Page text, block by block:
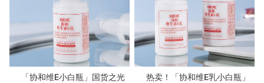
「协和维E小白瓶」国货之光
热卖！「协和维E乳小白瓶」